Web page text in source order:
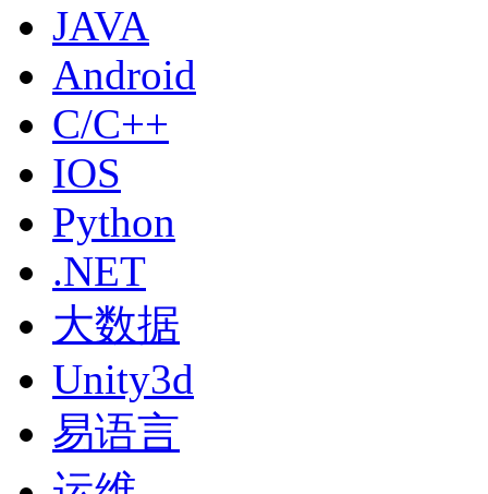
JAVA
Android
C/C++
IOS
Python
.NET
大数据
Unity3d
易语言